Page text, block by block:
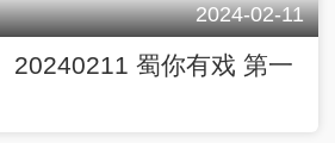
2024-02-11
20240211 蜀你有戏 第一